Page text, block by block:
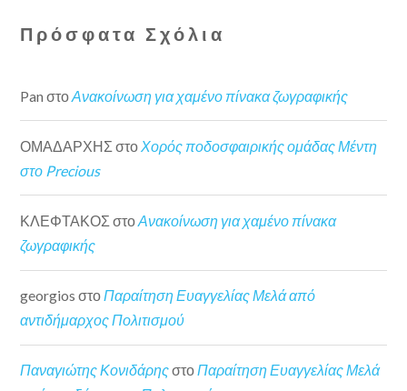
Πρόσφατα Σχόλια
Pan στοΑνακοίνωση για χαμένο πίνακα ζωγραφικής
ΟΜΑΔΑΡΧΗΣ στοΧορός ποδοσφαιρικής ομάδας Μέντη
στο Precious
ΚΛΕΦΤΑΚΟΣ στοΑνακοίνωση για χαμένο πίνακα
ζωγραφικής
georgios στοΠαραίτηση Ευαγγελίας Μελά από
αντιδήμαρχος Πολιτισμού
Παναγιώτης ΚονιδάρηςστοΠαραίτηση Ευαγγελίας Μελά